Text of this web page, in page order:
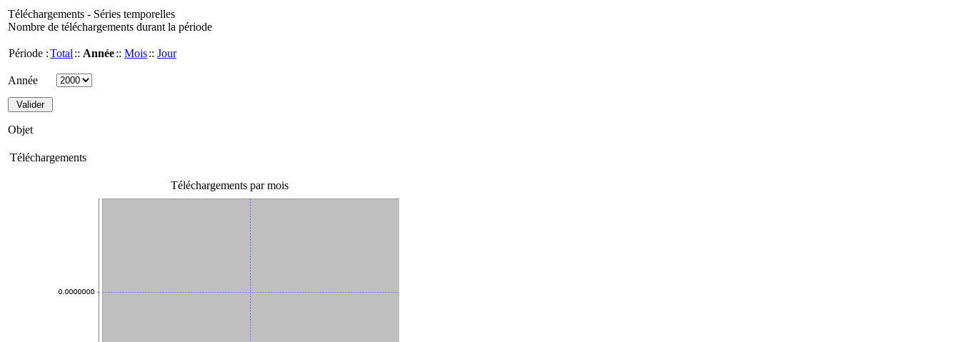
Téléchargements - Séries temporelles
Nombre de téléchargements durant la période
Période :Total :: Année:: Mois:: Jour
Année
Objet
Téléchargements
Téléchargements par mois